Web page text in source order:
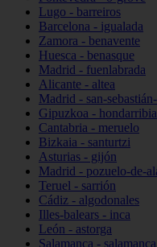
Lugo - barreiros
Barcelona - igualada
Zamora - benavente
Huesca - benasque
Madrid - fuenlabrada
Alicante - altea
Madrid - san-
Gipuzkoa - hondarribia
Cantabria - meruelo
Bizkaia - santurtzi
Asturias - gijón
Madrid - pozuelo-de-
Teruel - sarrión
Cádiz - algodonales
Illes-balears - inca
León - astorga
Salamanca - salamanca